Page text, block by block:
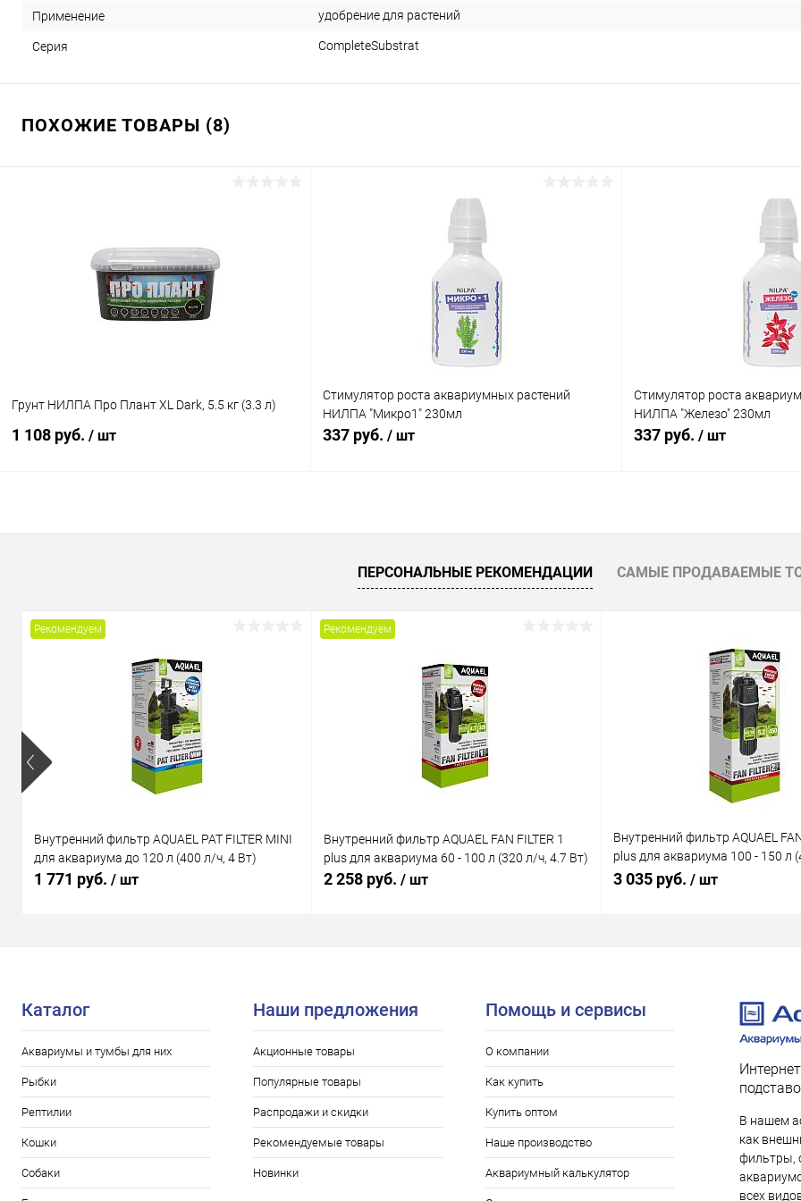
Применение удобрение для растений
Серия CompleteSubstrat
ПОХОЖИЕ ТОВАРЫ (8)
Грунт НИЛПА Про Плант XL Dark, 5.5 кг (3.3 л)
1 108 руб. / шт
Стимулятор роста аквариумных растений
НИЛПА "Микро1" 230мл
337 руб. / шт
В наличии
Стимулятор роста
НИЛПА "Железо" 230мл
337 руб. / шт
В избранное
ПЕРСОНАЛЬНЫЕ РЕКОМЕНДАЦИИ САМЫЕ ПРОДАВАЕМЫЕ
Рекомендуем
Внутренний фильтр AQUAEL PAT FILTER MINI
для аквариума до 120 л (400 л/ч, 4 Вт)
1 771 руб. / шт
Рекомендуем
Внутренний фильтр AQUAEL FAN FILTER 1
plus для аквариума 60 - 100 л (320 л/ч, 4.7 Вт)
2 258 руб. / шт
Внутренний фильтр AQUAEL
plus для аквариума 100 - 150 л
Вт)
3 035 руб. / шт
Каталог
Аквариумы и тумбы для них
Рыбки
Рептилии
Кошки
Собаки
Наши предложения
Акционные товары
Популярные товары
Распродажи и скидки
Рекомендуемые товары
Новинки
Помощь и сервисы
О компании
Как купить
Купить оптом
Наше производство
Аквариумный калькулятор
В нашем
как
фильтры,
всех